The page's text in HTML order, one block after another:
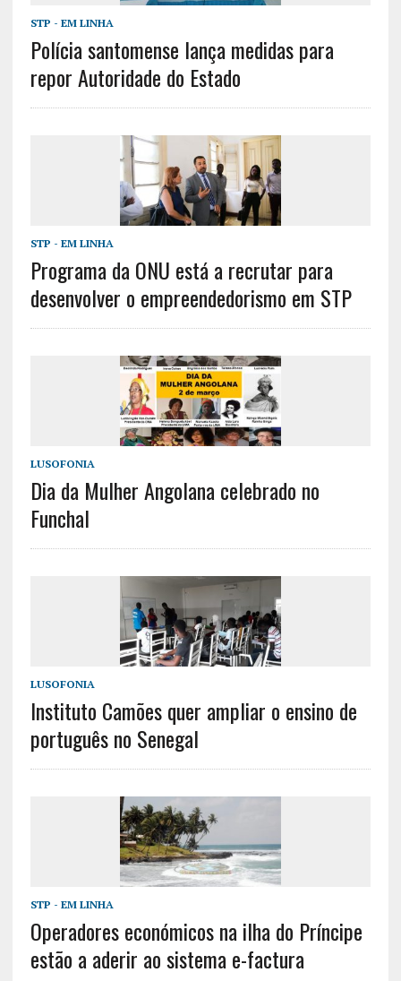
STP - EM LINHA
Polícia santomense lança medidas para
repor Autoridade do Estado
STP - EM LINHA
Programa da ONU está a recrutar para
desenvolver o empreendedorismo em STP
LUSOFONIA
Dia da Mulher Angolana celebrado no
Funchal
LUSOFONIA
Instituto Camões quer ampliar o ensino de
português no Senegal
STP - EM LINHA
Operadores económicos na ilha do Príncipe
estão a aderir ao sistema e-factura